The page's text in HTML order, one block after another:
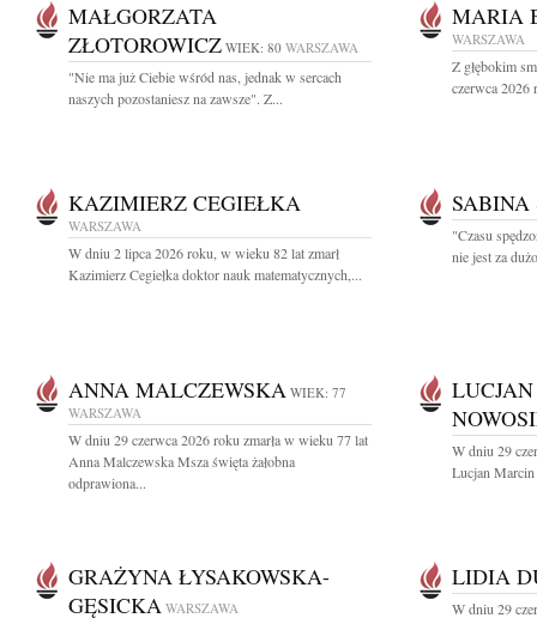
MAŁGORZATA
ZŁOTOROWICZ WIEK: 80 WARSZAWA
"Nie ma już Ciebie wśród nas, jednak w sercach
naszych pozostaniesz na zawsze". Z...
MARIA
WARSZAWA
Z głębokim
czerwca 2026
KAZIMIERZ CEGIEŁKA
WARSZAWA
W dniu 2 lipca 2026 roku, w wieku 82 lat zmarł
Kazimierz Cegiełka doktor nauk matematycznych,...
SABINA
"Czasu
nie jest za
ANNA MALCZEWSKA WIEK: 77
WARSZAWA
W dniu 29 czerwca 2026 roku zmarła w wieku 77 lat
Anna Malczewska Msza święta żałobna
odprawiona...
W dniu 29
Lucjan
GRAŻYNA ŁYSAKOWSKA-
GĘSICKA WARSZAWA
LIDIA
W dniu 29